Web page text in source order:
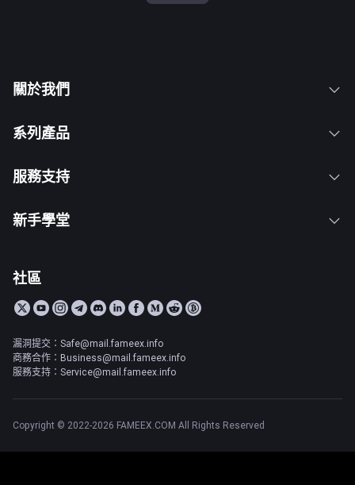
關於我們
系列產品
服務支持
新手學堂
社區
漏洞提交：Safe@mail.fameex.info
商務合作：Business@mail.fameex.info
服務支持：Service@mail.fameex.info
Copyright © 2022-2026 FAMEEX.COM All Rights Reserved